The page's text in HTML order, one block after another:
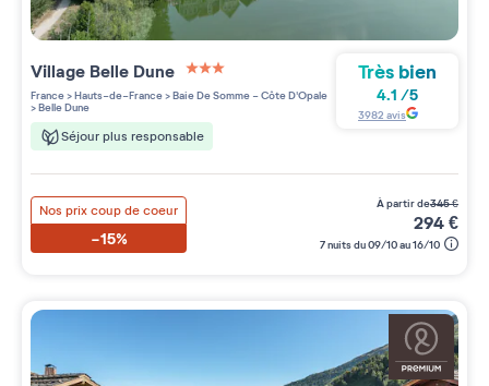
Village Belle Dune
3 étoiles sur 5
France>Hauts-de-France>Baie De Somme - Côte D'Opale
>Belle Dune
Séjour plus responsable
Très bien
4.1 /5
3982 avis
Nos prix coup de coeur
-15%
à partir de345€
294€
7 nuits du 09/10 au 16/10